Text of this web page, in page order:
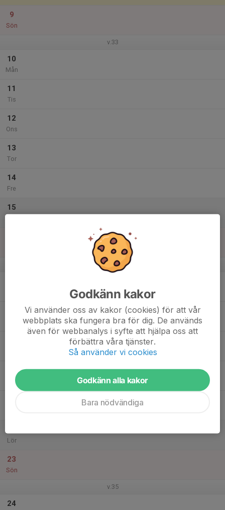
9
Sön
v.33
10
Mån
11
Tis
12
Ons
13
Tor
14
Fre
15
v.34
Tor
Lör
23
Sön
v.35
24
Godkänn kakor
Vi använder oss av kakor (cookies) för att vår
webbplats ska fungera bra för dig. De används
även för webbanalys i syfte att hjälpa oss att
förbättra våra tjänster.
Så använder vi cookies
Godkänn alla kakor
Bara nödvändiga